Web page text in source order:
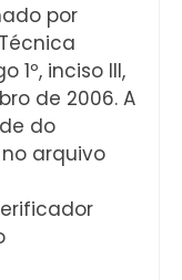
por
Técnica
1º, inciso III,
de 2006. A
do
arquivo